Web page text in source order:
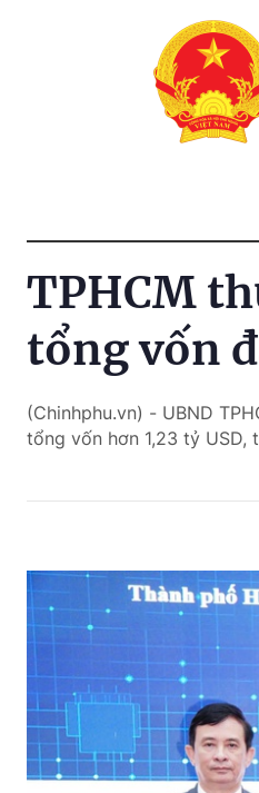
TPHCM
tổng vốn
(Chinhphu.vn) - UBND
tổng vốn hơn 1,23 tỷ